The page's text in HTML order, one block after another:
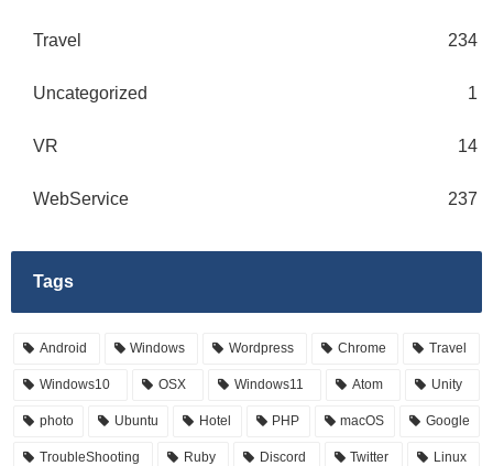
Travel 234
Uncategorized 1
VR 14
WebService 237
Tags
Android Windows Wordpress Chrome Travel
Windows10 OSX Windows11 Atom Unity
photo Ubuntu Hotel PHP macOS Google
TroubleShooting Ruby Discord Twitter Linux